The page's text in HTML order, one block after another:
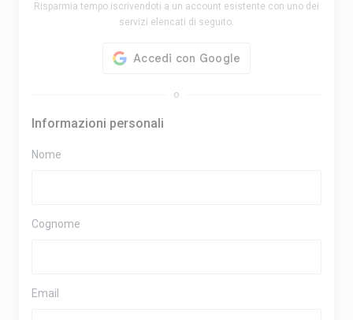
Risparmia tempo iscrivendoti a un account esistente con uno dei
servizi elencati di seguito.
o
Informazioni personali
Nome
Cognome
Email